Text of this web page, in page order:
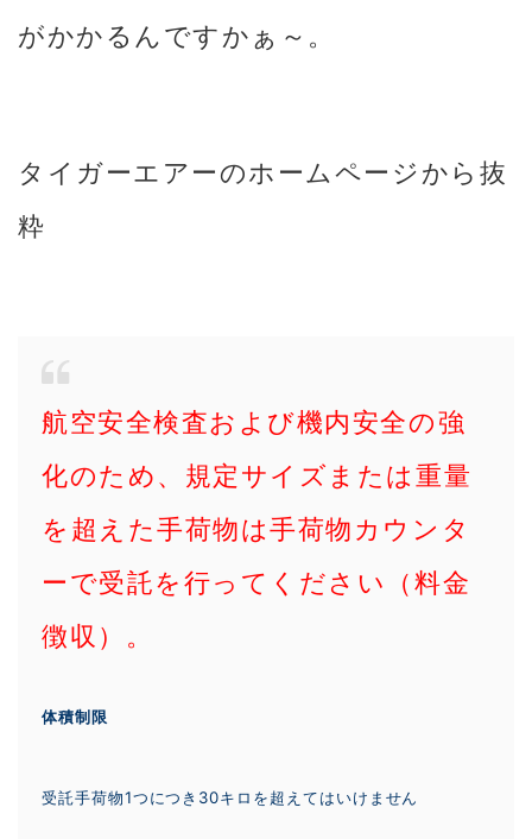
がかかるんですかぁ～。
タイガーエアーのホームページから抜
粋
航空安全検査および機内安全の強
化のため、規定サイズまたは重量
を超えた手荷物は手荷物カウンタ
ーで受託を行ってください（料金
徴収）。
体積制限
受託手荷物1つにつき30キロを超えてはいけません